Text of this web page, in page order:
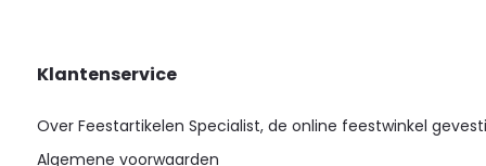
Klantenservice
Over Feestartikelen Specialist, de online feestwinkel
Algemene voorwaarden